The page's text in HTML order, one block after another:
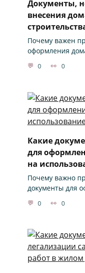
Документы,
внесения
Почему важен
оформления
0 0
Какие
для
на
Почему важно
документы для
0 0